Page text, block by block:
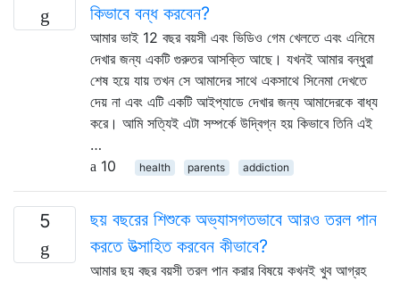
কিভাবে বন্ধ করবেন?
আমার ভাই 12 বছর বয়সী এবং ভিডিও গেম খেলতে এবং এনিমে
দেখার জন্য একটি গুরুতর আসক্তি আছে। যখনই আমার বন্ধুরা
শেষ হয়ে যায় তখন সে আমাদের সাথে একসাথে সিনেমা দেখতে
দেয় না এবং এটি একটি আইপ্যাডে দেখার জন্য আমাদেরকে বাধ্য
করে। আমি সত্যিই এটা সম্পর্কে উদ্বিগ্ন হয় কিভাবে তিনি এই
…
10
health parents addiction
5
ছয় বছরের শিশুকে অভ্যাসগতভাবে আরও তরল পান
করতে উত্সাহিত করবেন কীভাবে?
আমার ছয় বছর বয়সী তরল পান করার বিষয়ে কখনই খুব আগ্রহ